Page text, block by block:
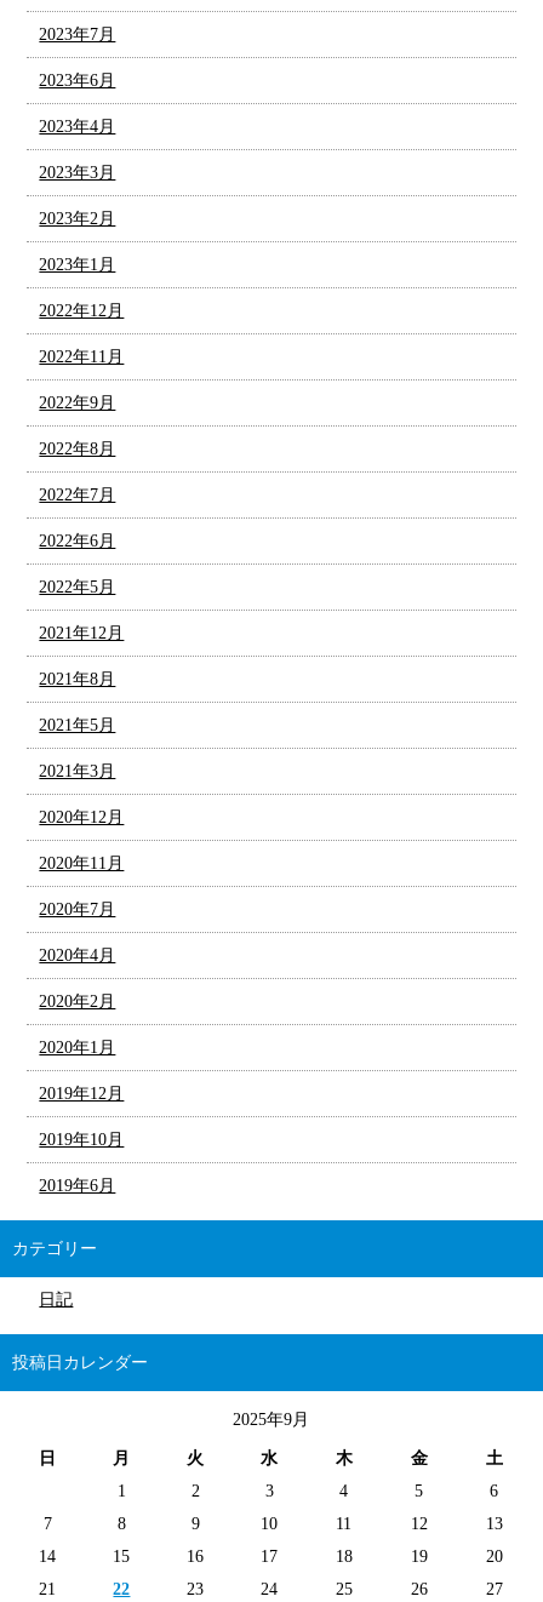
2023年7月
2023年6月
2023年4月
2023年3月
2023年2月
2023年1月
2022年12月
2022年11月
2022年9月
2022年8月
2022年7月
2022年6月
2022年5月
2021年12月
2021年8月
2021年5月
2021年3月
2020年12月
2020年11月
2020年7月
2020年4月
2020年2月
2020年1月
2019年12月
2019年10月
2019年6月
カテゴリー
日記
投稿日カレンダー
2025年9月
日 月 火 水 木 金
土
1
2 3 4 5
6
7
8 9 10 11 12
13
14
15 16 17 18 19
20
21
22 23 24 25 26 27